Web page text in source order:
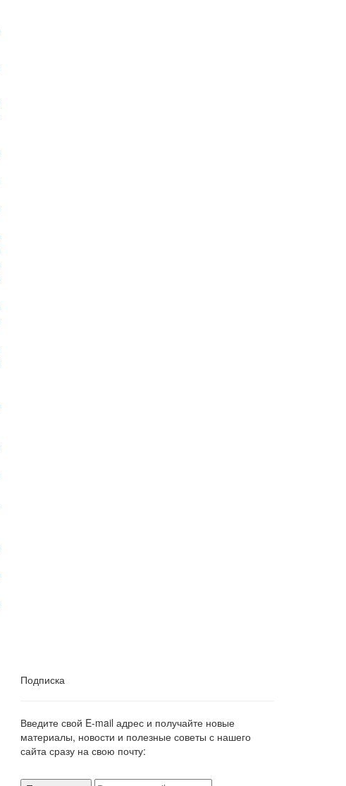
Подписка
Введите свой E-mail адрес и получайте новые
материалы, новости и полезные советы с нашего
сайта сразу на свою почту: